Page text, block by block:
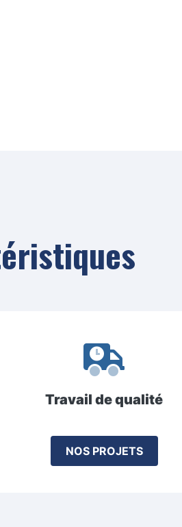
Travail de qualité
NOS PROJETS